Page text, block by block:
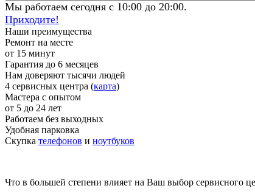
Мы работаем сегодня с 10:00 до 20:00.
Приходите!
Наши преимущества
Ремонт на месте
от 15 минут
Гарантия до 6 месяцев
Нам доверяют тысячи людей
4 сервисных центра (карта)
Мастера с опытом
от 5 до 24 лет
Работаем без выходных
Удобная парковка
Скупка телефонов и ноутбуков
Что в большей степени влияет на Ваш выбор сервисного